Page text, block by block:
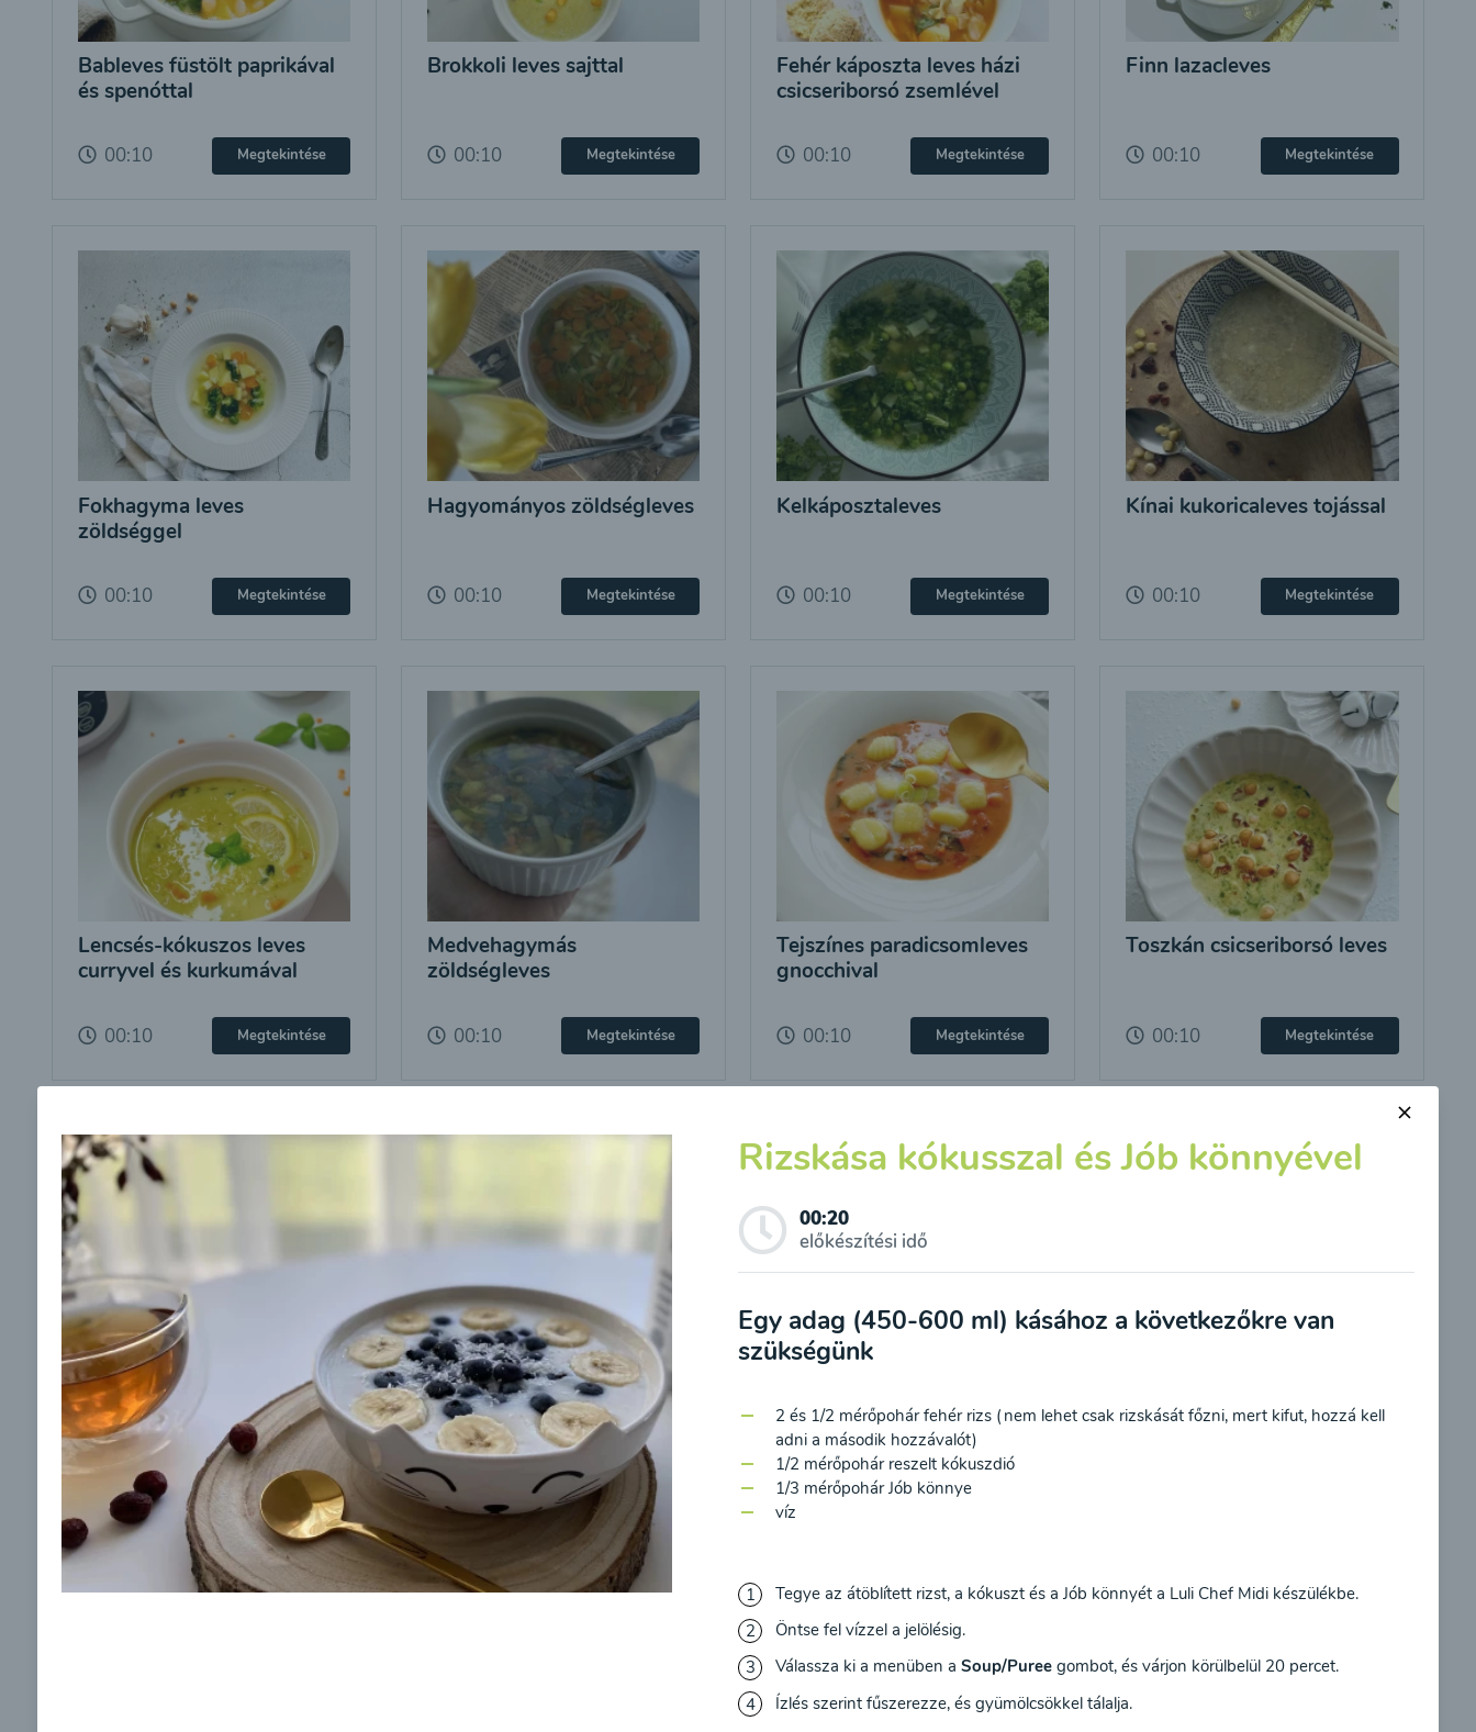
Bableves füstölt paprikával
és spenóttal
00:10 Megtekintése
Brokkoli leves sajttal
00:10 Megtekintése
Fehér káposzta leves házi
csicseriborsó zsemlével
00:10 Megtekintése
Finn lazacleves
00:10 Megtekintése
Fokhagyma leves
zöldséggel
00:10 Megtekintése
Hagyományos zöldségleves
00:10 Megtekintése
Kelkáposztaleves
00:10 Megtekintése
Kínai kukoricaleves tojással
00:10 Megtekintése
Lencsés-kókuszos leves
curryvel és kurkumával
00:10 Megtekintése
Medvehagymás
zöldségleves
00:10 Megtekintése
Tejszínes paradicsomleves
gnocchival
00:10 Megtekintése
Toszkán csicseriborsó leves
00:10 Megtekintése
Vegetáriánus bableves
00:10 Megtekintése
Zöldségleves rizstésztával
00:10 Megtekintése
Vegyes krémlevesek
Rizskása kókusszal és Jób könnyével
00:20
előkészítési idő
Egy adag (450-600 ml) kásához a következőkre van
szükségünk
2 és 1/2 mérőpohár fehér rizs (nem lehet csak rizskását főzni, mert kifut, hozzá kell
adni a második hozzávalót)
1/2 mérőpohár reszelt kókuszdió
1/3 mérőpohár Jób könnye
víz
Tegye az átöblített rizst, a kókuszt és a Jób könnyét a Luli Chef Midi készülékbe.
Öntse fel vízzel a jelölésig.
Válassza ki a menüben a Soup/Puree gombot, és várjon körülbelül 20 percet.
Ízlés szerint fűszerezze, és gyümölcsökkel tálalja.
Feliratkozás a hírlevélre
A hírlevélre való feliratkozásom elküldésével hozzájárulok a személyes adatok feldolgozásához a hírlevél küldése céljából, és megerősítem, hogy elolvastam
adatvédelmi irányelveketés egyetértek velük.